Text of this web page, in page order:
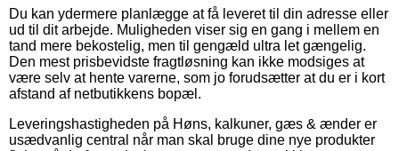
Du kan ydermere planlægge at få leveret til din adresse eller
ud til dit arbejde. Muligheden viser sig en gang i mellem en
tand mere bekostelig, men til gengæld ultra let gængelig.
Den mest prisbevidste fragtløsning kan ikke modsiges at
være selv at hente varerne, som jo forudsætter at du er i kort
afstand af netbutikkens bopæl.
Leveringshastigheden på Høns, kalkuner, gæs & ænder er
usædvanlig central når man skal bruge dine nye produkter